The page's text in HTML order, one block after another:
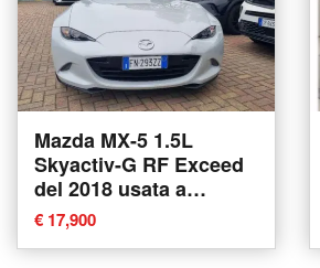
Mazda MX-5 1.5L
Skyactiv-G RF Exceed
del 2018 usata a
Savona
€ 17,900